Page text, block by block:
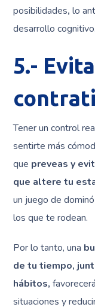
posibilidades, lo
desarrollo cognitivo.
5.-
Tener un control
sentirte más
que preveas y
que altere tu
un juego de
los que te rodean.
Por lo tanto, una
de tu tiempo,
hábitos,
situaciones y